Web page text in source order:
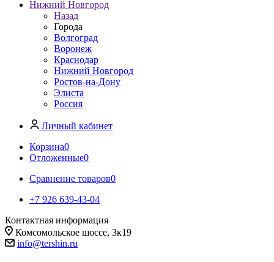
Нижний Новгород
Назад
Города
Волгоград
Воронеж
Краснодар
Нижний Новгород
Ростов-на-Дону
Элиста
Россия
Личный кабинет
Корзина0
Отложенные0
Сравнение товаров0
+7 926 639-43-04
Контактная информация
Комсомольское шоссе, 3к19
info@tershin.ru